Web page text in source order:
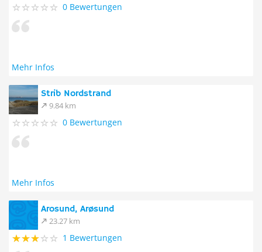
0 Bewertungen
Mehr Infos
Strib Nordstrand
9.84 km
0 Bewertungen
Mehr Infos
Arosund, Arøsund
23.27 km
1 Bewertungen